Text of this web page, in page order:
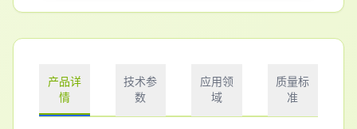
产品详
情
技术参
数
应用领
域
质量标
准